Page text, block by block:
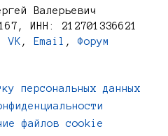
Валерьевич
ИНН: 212701336621
VK , Email , Форум
персональных данных
файлов cookie